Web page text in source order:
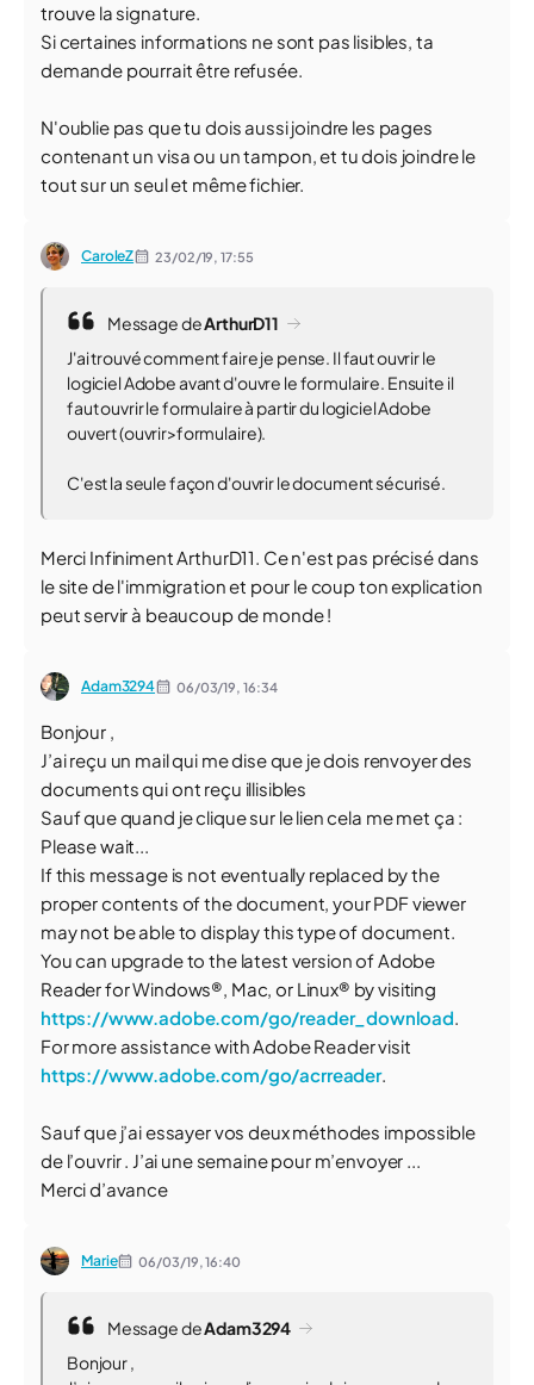
trouve la signature.
Si certaines informations ne sont pas lisibles, ta
demande pourrait être refusée.
N'oublie pas que tu dois aussi joindre les pages
contenant un visa ou un tampon, et tu dois joindre le
tout sur un seul et même fichier.
CaroleZ 23/02/19,17:55
Message deArthurD11
J'ai trouvé comment faire je pense. Il faut ouvrir le
logiciel Adobe avant d'ouvre le formulaire. Ensuite il
faut ouvrir le formulaire à partir du logiciel Adobe
ouvert (ouvrir>formulaire).
C'est la seule façon d'ouvrir le document sécurisé.
Merci Infiniment ArthurD11. Ce n'est pas précisé dans
le site de l'immigration et pour le coup ton explication
peut servir à beaucoup de monde !
Adam3294 06/03/19, 16:34
Bonjour ,
J’ai reçu un mail qui me dise que je dois renvoyer des
documents qui ont reçu illisibles
Sauf que quand je clique sur le lien cela me met ça :
Please wait...
If this message is not eventually replaced by the
proper contents of the document, your PDF viewer
may not be able to display this type of document.
You can upgrade to the latest version of Adobe
Reader for Windows®, Mac, or Linux® by visiting
https://www.adobe.com/go/reader_download.
For more assistance with Adobe Reader visit
https://www.adobe.com/go/acrreader.
Sauf que j’ai essayer vos deux méthodes impossible
de l’ouvrir . J’ai une semaine pour m’envoyer ...
Merci d’avance
Marie 06/03/19,16:40
Message deAdam3294
Bonjour ,